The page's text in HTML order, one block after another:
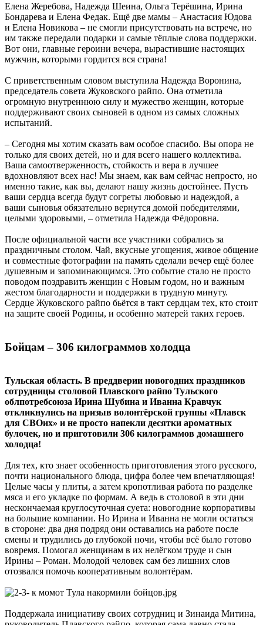
Елена Жеребова, Надежда Шеина, Ольга Терёшина, Ирина
Бондарева и Елена Федак. Ещё две мамы – Анастасия Юдова
и Елена Новикова – не смогли присутствовать на встрече, но
им также передали подарки и самые тёплые слова поддержки.
Вот они, главные героини вечера, вырастившие настоящих
мужчин, которыми гордится вся страна!
С приветственным словом выступила Надежда Воронина,
председатель совета Жуковского райпо. Она отметила
огромную внутреннюю силу и мужество женщин, которые
поддерживают своих сыновей в одном из самых сложных
испытаний.
– Сегодня мы хотим сказать вам особое спасибо. Вы опора не
только для своих детей, но и для всего нашего коллектива.
Ваша самоотверженность, стойкость и вера в лучшее
вдохновляют всех нас! Мы знаем, как вам сейчас непросто, но
именно такие, как вы, делают нашу жизнь достойнее. Пусть
ваши сердца всегда будут согреты любовью и надеждой, а
ваши сыновья обязательно вернутся домой победителями,
целыми здоровыми, – отметила Надежда Фёдоровна.
После официальной части все участники собрались за
праздничным столом. Чай, вкусные угощения, живое общение
и совместные фотографии на память сделали вечер ещё более
душевным и запоминающимся. Это событие стало не просто
поводом поздравить женщин с Новым годом, но и важным
жестом благодарности и поддержки в трудную минуту.
Сердце Жуковского райпо бьётся в такт сердцам тех, кто стоит
на защите своей Родины, и особенно матерей таких героев.
Бойцам – 306 килограммов холодца
Тульская область. В преддверии новогодних праздников
сотрудницы столовой Плавского райпо Тульского
облпотребсоюза Ирина Шубина и Иванна Кравчук
откликнулись на призыв волонтёрской группы «Плавск
для СВОих» и не просто напекли десятки ароматных
булочек, но и приготовили 306 килограммов домашнего
холодца!
Для тех, кто знает особенность приготовления этого русского,
почти национального блюда, цифра более чем впечатляющая!
Целые часы у плиты, а затем кропотливая работа по разделке
мяса и его укладке по формам. А ведь в столовой в эти дни
нескончаемая круглосуточная суета: новогодние корпоративы
на большие компании. Но Ирина и Иванна не могли остаться
в стороне: два дня подряд они оставались на работе после
смены и трудились до глубокой ночи, чтобы всё было готово
вовремя. Помогал женщинам в их нелёгком труде и сын
Ирины – Роман. Молодой человек сам без лишних слов
отозвался помочь кооперативным волонтёрам.
Поддержала инициативу своих сотрудниц и Зинаида Митина,